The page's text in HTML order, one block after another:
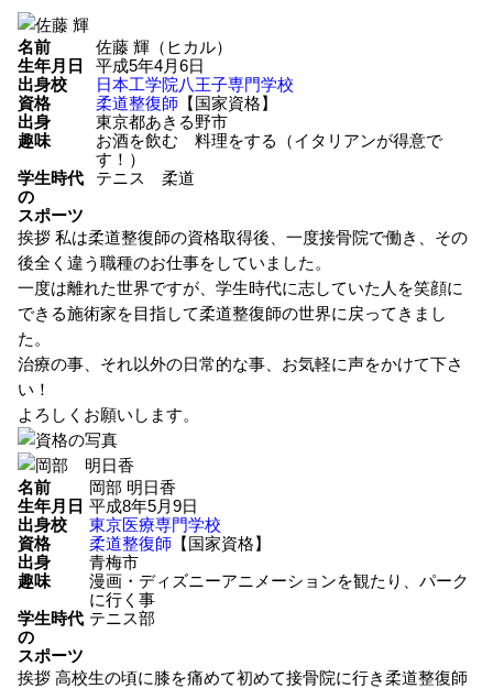
名前
佐藤 輝（ヒカル）
生年月日
平成5年4月6日
出身校
日本工学院八王子専門学校
資格
柔道整復師 【国家資格】
出身
東京都あきる野市
趣味
お酒を飲む 料理をする（イタリアンが得意で
す！）
学生時代
の
スポーツ
テニス 柔道
挨拶 私は柔道整復師の資格取得後、一度接骨院で働き、その
後全く違う職種のお仕事をしていました。
一度は離れた世界ですが、学生時代に志していた人を笑顔に
できる施術家を目指して柔道整復師の世界に戻ってきまし
た。
治療の事、それ以外の日常的な事、お気軽に声をかけて下さ
い！
よろしくお願いします。
名前
岡部 明日香
生年月日 平成8年5月9日
出身校
東京医療専門学校
資格
柔道整復師 【国家資格】
出身
青梅市
趣味
漫画・ディズニーアニメーションを観たり、パーク
に行く事
学生時代
の
スポーツ
テニス部
挨拶 高校生の頃に膝を痛めて初めて接骨院に行き柔道整復師